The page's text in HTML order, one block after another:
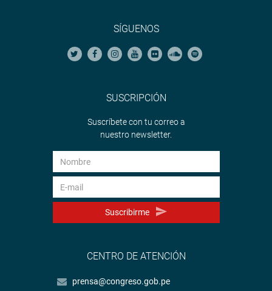
SÍGUENOS
SUSCRIPCIÓN
Suscríbete con tu correo a
nuestro newsletter.
Suscribirme
CENTRO DE ATENCIÓN
prensa@congreso.gob.pe